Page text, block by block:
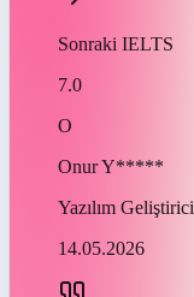
Sonraki IELTS
7.0
O
OnurY*****
Yazılım
14.05.2026